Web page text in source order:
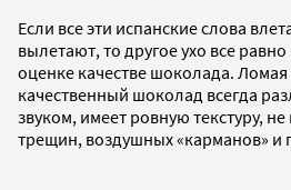
Если все эти испанские слова
вылетают, то другое ухо все
оценке качестве шоколада.
качественный шоколад всегда
звуком, имеет ровную текстуру,
трещин, воздушных «карманов» и